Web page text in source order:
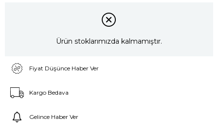
Ürün stoklarımızda kalmamıştır.
Fiyat Düşünce Haber Ver
Kargo Bedava
Gelince Haber Ver